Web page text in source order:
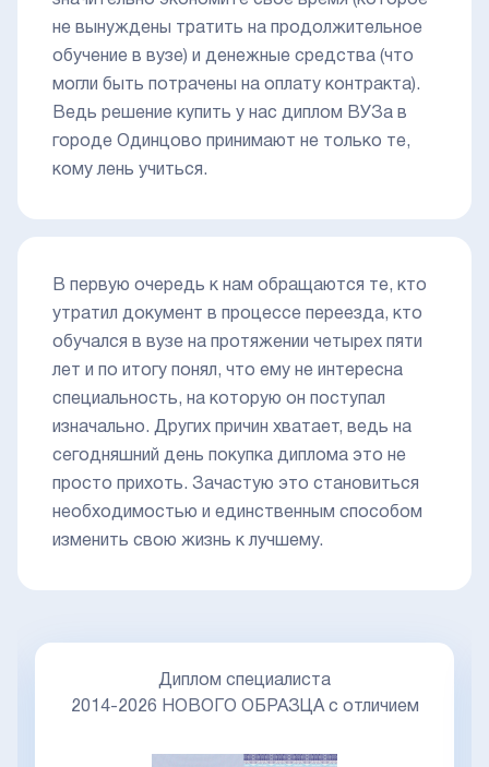
не вынуждены тратить на продолжительное
обучение в вузе) и денежные средства (что
могли быть потрачены на оплату контракта).
Ведь решение купить у нас диплом ВУЗа в
городе Одинцово принимают не только те,
кому лень учиться.
В первую очередь к нам обращаются те, кто
утратил документ в процессе переезда, кто
обучался в вузе на протяжении четырех пяти
лет и по итогу понял, что ему не интересна
специальность, на которую он поступал
изначально. Других причин хватает, ведь на
сегодняшний день покупка диплома это не
просто прихоть. Зачастую это становиться
необходимостью и единственным способом
изменить свою жизнь к лучшему.
Диплом специалиста
2014-2026 НОВОГО ОБРАЗЦА с отличием